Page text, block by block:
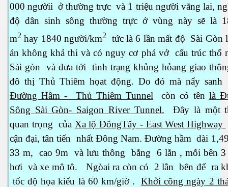
000 ngườii ở thường trực và 1 triệu người vãng lai,
độ dân sinh sống thường trực ở vùng này sẽ là
m2 hay 1840 người/km2
tức là 6 lần mất độ Sài
án không khả thi và có nguy cơ phá vở cấu trúc thổ
Sài gòn và đưa tới tình trạng khủng hỏang giao
đô thị Thủ Thiêm họat động. Do đó mà nẩy
Đường Hầm - Thủ Thiêm Tunnel còn có tên là
Sông Sài Gòn- Saigon River Tunnel. Đây là một
quan trọng của Xa lộ ĐôngTây - East West Highway
cận đại, tân tiến nhất Đông Nam. Đường hầm dài
33 m, cao 9m và lưu thông bằng 6 lằn , mỗi bên 3
hơi và xe mô tô. Ngòai ra còn có 2 lằn bên để ra
tốc độ họa kiểu là 60 km/giờ .Khởi công ngày 2